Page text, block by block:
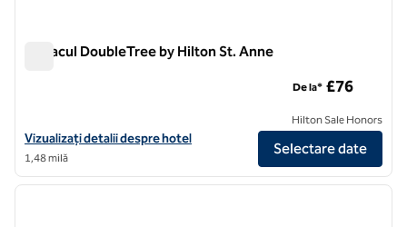
Conacul DoubleTree by Hilton St. Anne
Vizualizați detaliile hotelului DoubleTree by Hilton St. Anne's Manor
Vizualizați detalii despre hotel
1,48 milă
De la* £76
Hilton Sale Honors
Selectare date
1/12
1 din 12